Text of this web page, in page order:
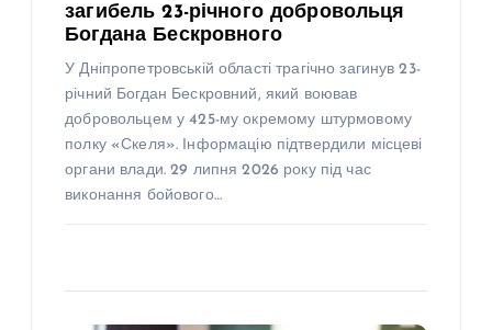
загибель 23-річного добровольця
Богдана Бескровного
У Дніпропетровській області трагічно загинув 23-
річний Богдан Бескровний, який воював
добровольцем у 425-му окремому штурмовому
полку «Скеля». Інформацію підтвердили місцеві
органи влади. 29 липня 2026 року під час
виконання бойового…